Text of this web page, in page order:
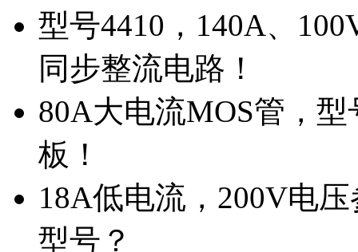
型号4410，140A、
同步整流电路！
80A大电流MOS管，
板！
18A低电流，200V电
型号？